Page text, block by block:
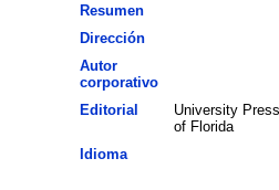
Resumen
Dirección
Autor
corporativo
Editorial
University Press
of Florida
Idioma